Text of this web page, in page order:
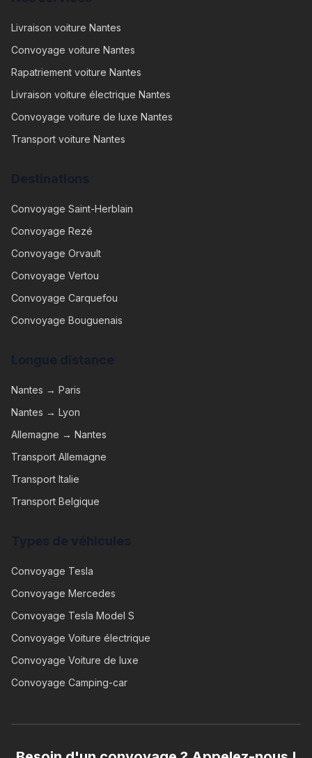
Livraison voiture Nantes
Convoyage voiture Nantes
Rapatriement voiture Nantes
Livraison voiture électrique Nantes
Convoyage voiture de luxe Nantes
Transport voiture Nantes
Convoyage Saint-Herblain
Convoyage Rezé
Convoyage Orvault
Convoyage Vertou
Convoyage Carquefou
Convoyage Bouguenais
Nantes → Paris
Nantes → Lyon
Allemagne → Nantes
Transport Allemagne
Transport Italie
Transport Belgique
Convoyage Tesla
Convoyage Mercedes
Convoyage Tesla Model S
Convoyage Voiture électrique
Convoyage Voiture de luxe
Convoyage Camping-car